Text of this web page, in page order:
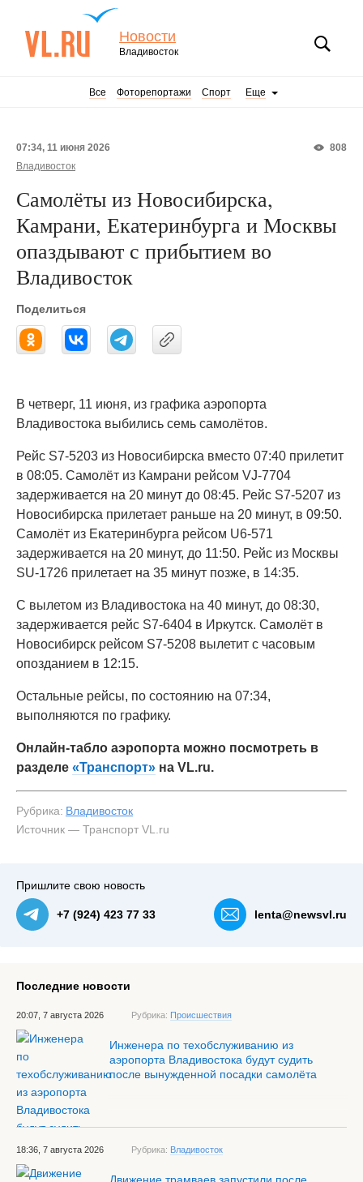
Новости
Владивосток
Все Фоторепортажи Спорт Еще
808
07:34, 11 июня 2026
Владивосток
Самолёты из Новосибирска,
Камрани, Екатеринбурга и Москвы
опаздывают с прибытием во
Владивосток
Поделиться
В четверг, 11 июня, из графика аэропорта
Владивостока выбились семь самолётов.
Рейс S7-5203 из Новосибирска вместо 07:40 прилетит
в 08:05. Самолёт из Камрани рейсом VJ-7704
задерживается на 20 минут до 08:45. Рейс S7-5207 из
Новосибирска прилетает раньше на 20 минут, в 09:50.
Самолёт из Екатеринбурга рейсом U6-571
задерживается на 20 минут, до 11:50. Рейс из Москвы
SU-1726 прилетает на 35 минут позже, в 14:35.
С вылетом из Владивостока на 40 минут, до 08:30,
задерживается рейс S7-6404 в Иркутск. Самолёт в
Новосибирск рейсом S7-5208 вылетит с часовым
опозданием в 12:15.
Остальные рейсы, по состоянию на 07:34,
выполняются по графику.
Онлайн-табло аэропорта можно посмотреть в
разделе «Транспорт» на VL.ru.
Рубрика: Владивосток
Источник — Транспорт VL.ru
Пришлите свою новость
+7 (924) 423 77 33 lenta@newsvl.ru
Последние новости
20:07, 7 августа 2026 Рубрика: Происшествия
Инженера по техобслуживанию из
аэропорта Владивостока будут судить
после вынужденной посадки самолёта
18:36, 7 августа 2026 Рубрика: Владивосток